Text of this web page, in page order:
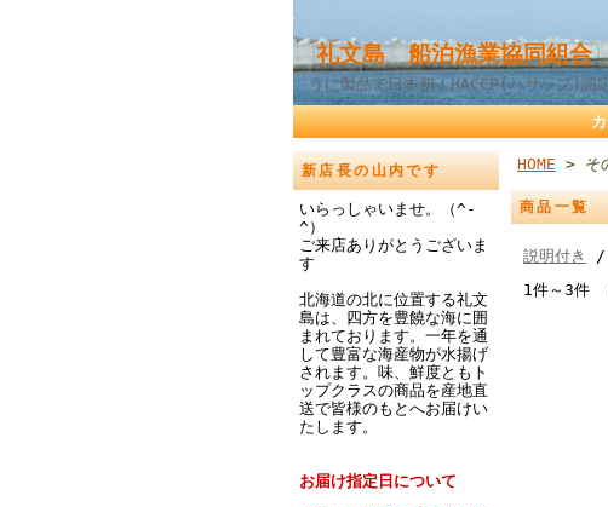
礼文島 船泊漁業協同組合
うに製品で日本初！HACCP(ハサップ)認
新店長の山内です
いらっしゃいませ。（^-
^）
ご来店ありがとうございま
す
北海道の北に位置する礼文
島は、四方を豊饒な海に囲
まれております。一年を通
して豊富な海産物が水揚げ
されます。味、鮮度ともト
ップクラスの商品を産地直
送で皆様のもとへお届けい
たします。
お届け指定日について
HOME > そ
商品一覧
説明付き
/
1件～3件